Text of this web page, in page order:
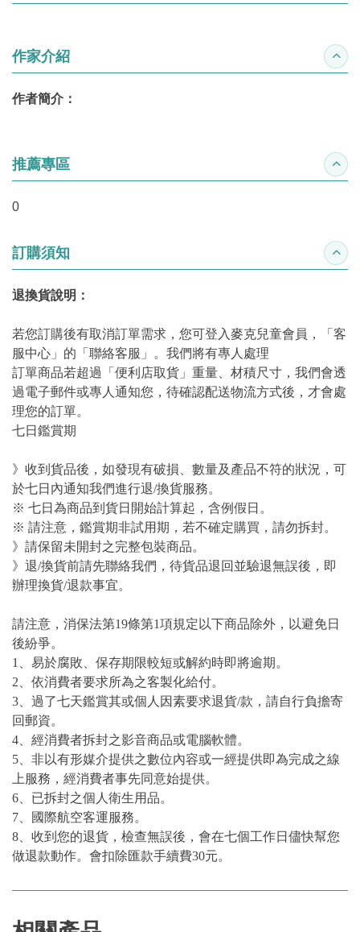
作家介紹 收合
作者簡介：
推薦專區 收合
0
訂購須知 收合
退換貨說明：
若您訂購後有取消訂單需求，您可登入麥克兒童會員，「客
服中心」的「聯絡客服」。我們將有專人處理
訂單商品若超過「便利店取貨」重量、材積尺寸，我們會透
過電子郵件或專人通知您，待確認配送物流方式後，才會處
理您的訂單。
七日鑑賞期
》收到貨品後，如發現有破損、數量及產品不符的狀況，可
於七日內通知我們進行退/換貨服務。
※ 七日為商品到貨日開始計算起，含例假日。
※ 請注意，鑑賞期非試用期，若不確定購買，請勿拆封。
》請保留未開封之完整包裝商品。
》退/換貨前請先聯絡我們，待貨品退回並驗退無誤後，即
辦理換貨/退款事宜。
請注意，消保法第19條第1項規定以下商品除外，以避免日
後紛爭。
1、易於腐敗、保存期限較短或解約時即將逾期。
2、依消費者要求所為之客製化給付。
3、過了七天鑑賞其或個人因素要求退貨/款，請自行負擔寄
回郵資。
4、經消費者拆封之影音商品或電腦軟體。
5、非以有形媒介提供之數位內容或一經提供即為完成之線
上服務，經消費者事先同意始提供。
6、已拆封之個人衛生用品。
7、國際航空客運服務。
8、收到您的退貨，檢查無誤後，會在七個工作日儘快幫您
做退款動作。會扣除匯款手續費30元。